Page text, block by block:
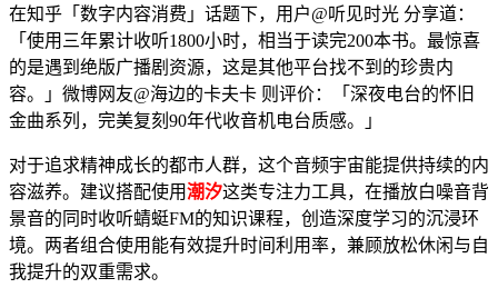
在知乎「数字内容消费」话题下，用户@听见时光 分享道：
「使用三年累计收听1800小时，相当于读完200本书。最惊喜
的是遇到绝版广播剧资源，这是其他平台找不到的珍贵内
容。」微博网友@海边的卡夫卡 则评价：「深夜电台的怀旧
金曲系列，完美复刻90年代收音机电台质感。」
对于追求精神成长的都市人群，这个音频宇宙能提供持续的内
容滋养。建议搭配使用潮汐这类专注力工具，在播放白噪音背
景音的同时收听蜻蜓FM的知识课程，创造深度学习的沉浸环
境。两者组合使用能有效提升时间利用率，兼顾放松休闲与自
我提升的双重需求。